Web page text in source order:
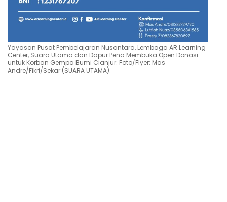
Yayasan Pusat Pembelajaran Nusantara, Lembaga AR Learning
Center, Suara Utama dan Dapur Pena Membuka Open Donasi
untuk Korban Gempa Bumi Cianjur. Foto/Flyer: Mas
Andre/Fikri/Sekar (SUARA UTAMA).